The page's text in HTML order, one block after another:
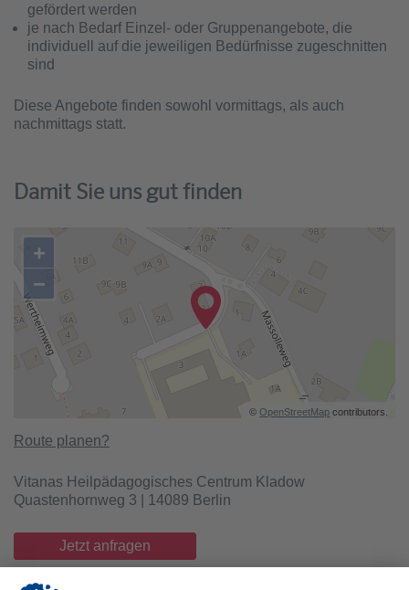
gefördert werden
je nach Bedarf Einzel- oder Gruppenangebote, die
individuell auf die jeweiligen Bedürfnisse zugeschnitten
sind
Diese Angebote finden sowohl vormittags, als auch
nachmittags statt.
Damit Sie uns gut finden
+
−
©OpenStreetMap contributors.
Route planen?
Vitanas Heilpädagogisches Centrum Kladow
Quastenhornweg 3 | 14089 Berlin
Jetzt anfragen